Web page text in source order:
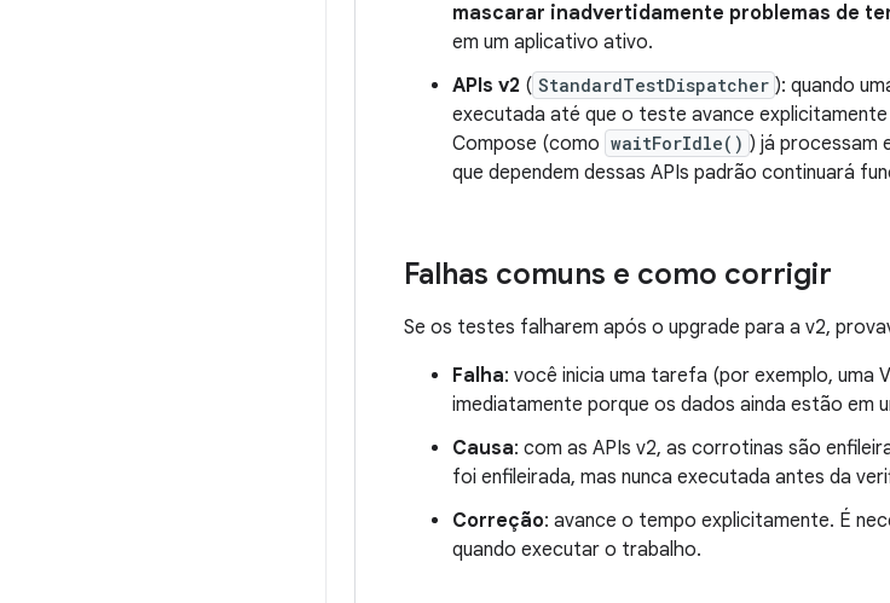
mascarar inadvertidamente problemas de
em um aplicativo ativo.
APIs v2 ( StandardTestDispatcher ): quando
executada até que o teste avance
Compose (como waitForIdle() ) já processam
que dependem dessas APIs padrão continuará
Falhas comuns e como corrigir
Se os testes falharem após o upgrade para a v2,
Falha: você inicia uma tarefa (por exemplo, uma
imediatamente porque os dados ainda estão em
Causa: com as APIs v2, as corrotinas são
foi enfileirada, mas nunca executada antes da
Correção: avance o tempo explicitamente. É
quando executar o trabalho.